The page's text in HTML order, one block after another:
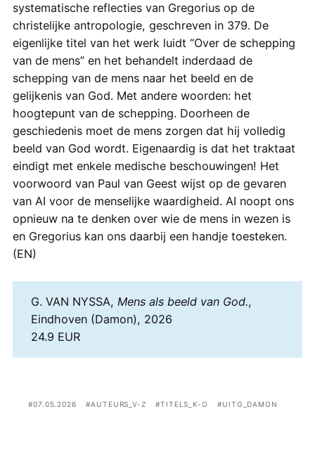
systematische reflecties van Gregorius op de
christelijke antropologie, geschreven in 379. De
eigenlijke titel van het werk luidt “Over de schepping
van de mens” en het behandelt inderdaad de
schepping van de mens naar het beeld en de
gelijkenis van God. Met andere woorden: het
hoogtepunt van de schepping. Doorheen de
geschiedenis moet de mens zorgen dat hij volledig
beeld van God wordt. Eigenaardig is dat het traktaat
eindigt met enkele medische beschouwingen! Het
voorwoord van Paul van Geest wijst op de gevaren
van AI voor de menselijke waardigheid. AI noopt ons
opnieuw na te denken over wie de mens in wezen is
en Gregorius kan ons daarbij een handje toesteken.
(EN)
G. VAN NYSSA, Mens als beeld van God.,
Eindhoven (Damon), 2026
24.9 EUR
07.05.2026 AUTEURS_V-Z TITELS_K-O UITG_DAMON